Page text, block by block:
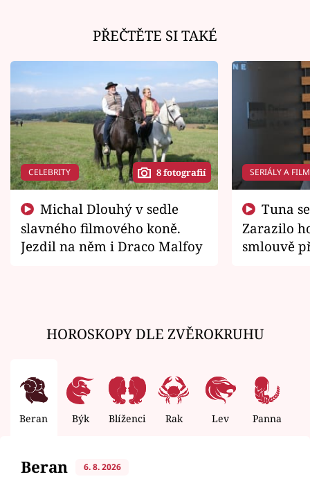
PŘEČTĚTE SI TAKÉ
CELEBRITY 8 fotografií
slavného filmového koně.
Jezdil na něm i Draco Malfoy
SERIÁLY A
Zarazilo
smlouvě
HOROSKOPY DLE ZVĚROKRUHU
Beran Býk Blíženci Rak Lev Panna
Beran 6. 8. 2026